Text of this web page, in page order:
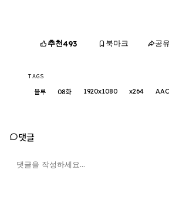
추천493 북마크 공유
TAGS
블루 08화 1920x1080 x264 AAC
댓글